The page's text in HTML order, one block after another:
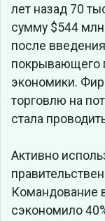
лет назад 70
сумму $544
после
покрывающего
экономики.
торговлю на
стала
Активно
Командование
сэкономило